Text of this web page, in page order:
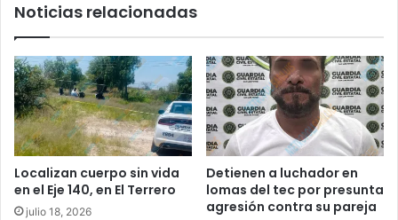
Juan Manuel Navarro alista segundo
informe en Soledad y destaca
coordinación con Gobierno del Estado
Noticias relacionadas
Localizan cuerpo sin vida
en el Eje 140, en El Terrero
julio 18, 2026
Detienen a luchador en
lomas del tec por presunta
agresión contra su pareja